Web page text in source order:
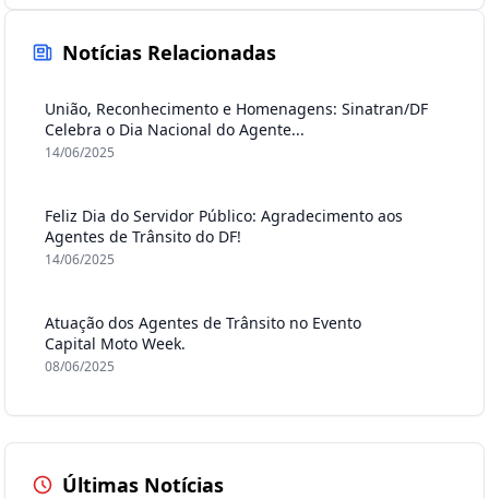
Notícias Relacionadas
União, Reconhecimento e Homenagens: Sinatran/DF
Celebra o Dia Nacional do Agente...
14/06/2025
Feliz Dia do Servidor Público: Agradecimento aos
Agentes de Trânsito do DF!
14/06/2025
Atuação dos Agentes de Trânsito no Evento
Capital Moto Week.
08/06/2025
Últimas Notícias